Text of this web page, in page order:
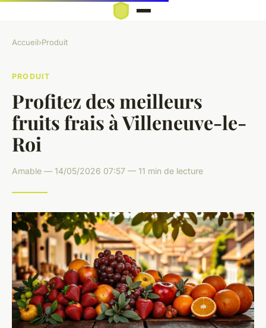
Accueil›Produit
PRODUIT
Profitez des meilleurs
fruits frais à Villeneuve-le-
Roi
Amable — 14/05/2026 07:57 — 11 min de lecture